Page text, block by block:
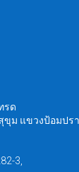
รด
ขุม แขวงป้อมปร
3,